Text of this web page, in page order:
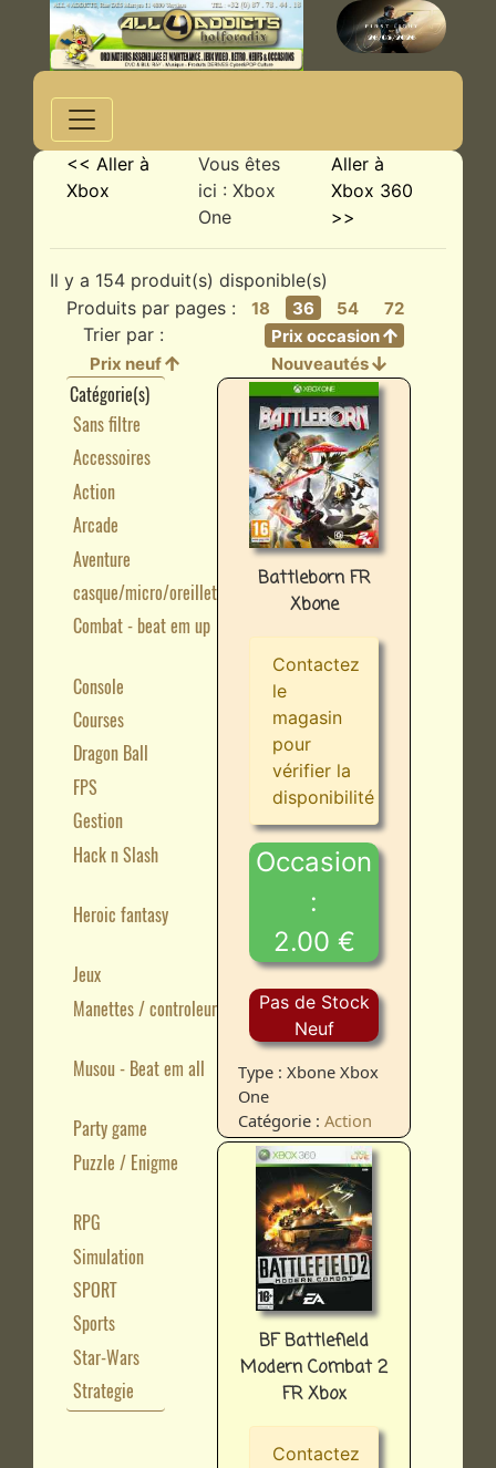
<< Aller à
Xbox
Vous êtes
ici : Xbox
One
Aller à
Xbox 360
>>
Il y a 154 produit(s) disponible(s)
Produits par pages :
18 36 54 72
Trier par :
Prix occasion
Prix neuf
Nouveautés
Catégorie(s)
Sans filtre
Accessoires
Action
Arcade
Aventure
casque/micro/oreillette
Combat - beat em up
Console
Courses
Dragon Ball
FPS
Gestion
Hack n Slash
Heroic fantasy
Jeux
Manettes / controleurs
Musou - Beat em all
Party game
Puzzle / Enigme
RPG
Simulation
SPORT
Sports
Star-Wars
Strategie
Battleborn FR
Xbone
Contactez
le
magasin
pour
vérifier la
disponibilité
Occasion
:
2.00 €
Pas de Stock
Neuf
Type : Xbone Xbox
One
Catégorie :Action
BF Battlefield
Modern Combat 2
FR Xbox
Contactez